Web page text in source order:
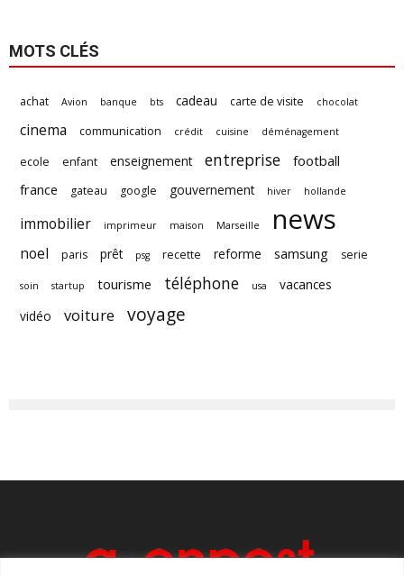
MOTS CLÉS
achat Avion banque bts cadeau carte de visite chocolat
cinema communication crédit cuisine déménagement
ecole enfant enseignement entreprise
football
france
gateau google gouvernement hiver hollande
immobilier imprimeur maison Marseille news
noel paris prêt psg recette reforme samsung serie
soin startup tourisme téléphone usa
vacances
vidéo
voiture voyage